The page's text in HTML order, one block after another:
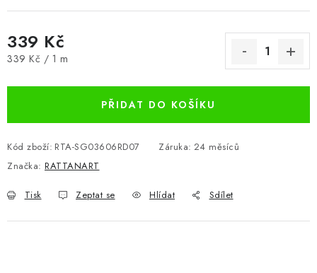
339 Kč
Měrná cena:
339 Kč / 1 m
PŘIDAT DO KOŠÍKU
Kód zboží: RTA-SG03606RD07 Záruka: 24 měsíců
Značka: RATTANART
Tisk Zeptat se Hlídat Sdílet